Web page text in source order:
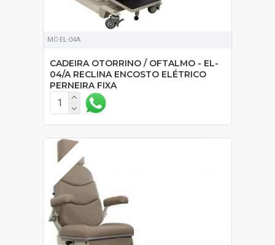
MC-EL-04A
CADEIRA OTORRINO / OFTALMO - EL-
04/A RECLINA ENCOSTO ELÉTRICO
PERNEIRA FIXA
SOB ORÇAMENTO